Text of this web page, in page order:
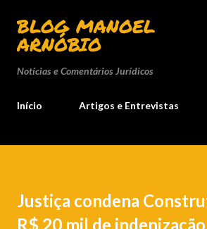
Pular para o conteúdo
BLOG MANOEL
ARNÓBIO
Notícias e Comentários Jurídicos
Início Artigos e Entrevistas
Justiça condena
R$ 20 mil de